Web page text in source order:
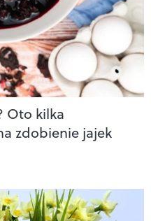
Oto kilka
zdobienie jajek